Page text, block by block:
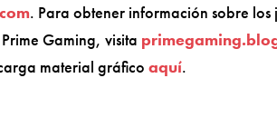
. Para obtener información sobre los
Gaming, visita
material gráficoaquí.